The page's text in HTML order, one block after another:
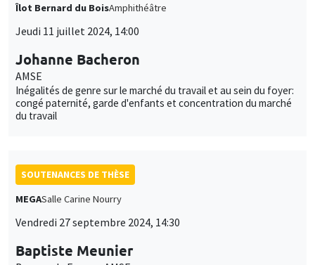
Îlot Bernard du BoisAmphithéâtre
Jeudi 11 juillet 2024, 14:00
Johanne Bacheron
AMSE
Inégalités de genre sur le marché du travail et au sein du foyer:
congé paternité, garde d'enfants et concentration du marché
du travail
SOUTENANCES DE THÈSE
MEGASalle Carine Nourry
Vendredi 27 septembre 2024, 14:30
Baptiste Meunier